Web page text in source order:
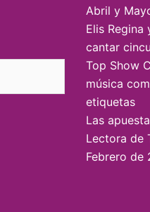
Abril y
Elis
cantar
Top Show
música
etiquetas
Las
Lectora de
Febrero de